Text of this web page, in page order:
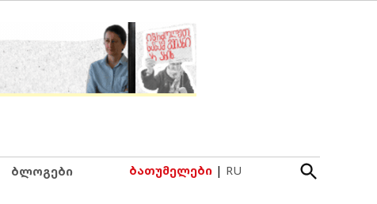
ბლოგები ბათუმელები | RU
Open
Search